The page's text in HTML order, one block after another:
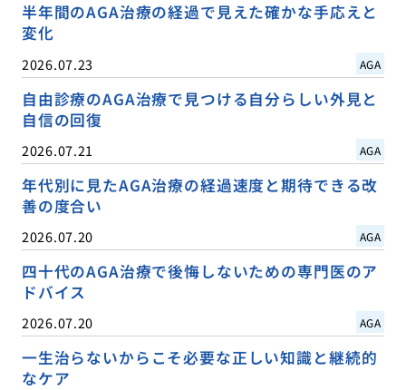
半年間のAGA治療の経過で見えた確かな手応えと
変化
2026.07.23 AGA
自由診療のAGA治療で見つける自分らしい外見と
自信の回復
2026.07.21 AGA
年代別に見たAGA治療の経過速度と期待できる改
善の度合い
2026.07.20 AGA
四十代のAGA治療で後悔しないための専門医のア
ドバイス
2026.07.20 AGA
一生治らないからこそ必要な正しい知識と継続的
なケア